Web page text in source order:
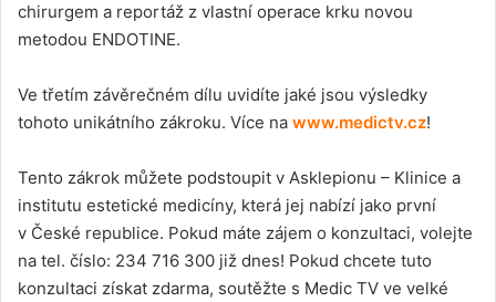
chirurgem a reportáž z vlastní operace krku novou
metodou ENDOTINE.
Ve třetím závěrečném dílu uvidíte jaké jsou výsledky
tohoto unikátního zákroku. Více na www.medictv.cz!
Tento zákrok můžete podstoupit v Asklepionu – Klinice a
institutu estetické medicíny, která jej nabízí jako první
v České republice. Pokud máte zájem o konzultaci, volejte
na tel. číslo: 234 716 300 již dnes! Pokud chcete tuto
konzultaci získat zdarma, soutěžte s Medic TV ve velké